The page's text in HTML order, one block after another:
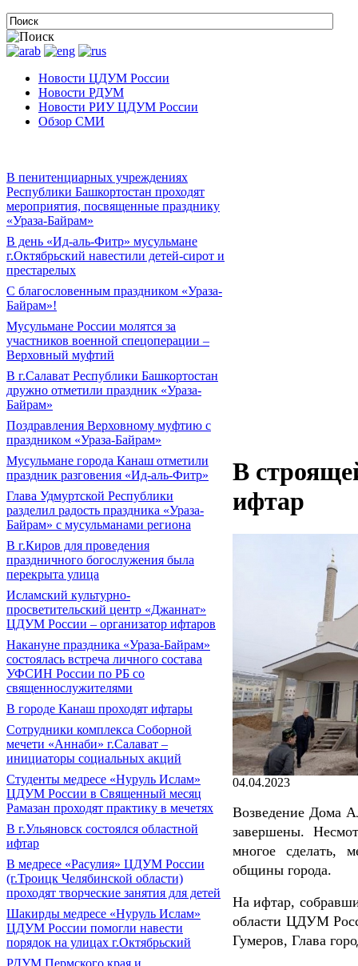
Новости ЦДУМ России
Новости РДУМ
Новости РИУ ЦДУМ России
Обзор СМИ
В пенитенциарных учреждениях
Республики Башкортостан проходят
мероприятия, посвященные празднику
«Ураза-Байрам»
В день «Ид-аль-Фитр» мусульмане
г.Октябрьский навестили детей-сирот и
престарелых
С благословенным праздником «Ураза-
Байрам»!
Мусульмане России молятся за
участников военной спецоперации –
Верховный муфтий
В г.Салават Республики Башкортостан
дружно отметили праздник «Ураза-
Байрам»
Поздравления Верховному муфтию с
праздником «Ураза-Байрам»
Мусульмане города Канаш отметили
праздник разговения «Ид-аль-Фитр»
Глава Удмуртской Республики
разделил радость праздника «Ураза-
Байрам» с мусульманами региона
В г.Киров для проведения
праздничного богослужения была
перекрыта улица
Исламский культурно-
просветительский центр «Джаннат»
ЦДУМ России – организатор ифтаров
Накануне праздника «Ураза-Байрам»
состоялась встреча личного состава
УФСИН России по РБ со
священнослужителями
В городе Канаш проходят ифтары
Сотрудники комплекса Соборной
мечети «Аннаби» г.Салават –
инициаторы социальных акций
Cтуденты медресе «Нуруль Ислам»
ЦДУМ России в Священный месяц
Рамазан проходят практику в мечетях
В г.Ульяновск состоялся областной
ифтар
В медресе «Расулия» ЦДУМ России
(г.Троицк Челябинской области)
проходят творческие занятия для детей
Шакирды медресе «Нуруль Ислам»
ЦДУМ России помогли навести
порядок на улицах г.Октябрьский
РДУМ Пермского края и
В
ифтар
04.04.2023
Возведение Дома
завершены.
многое сделать,
общины города.
На ифтар,
области ЦДУМ
Гумеров, Глава